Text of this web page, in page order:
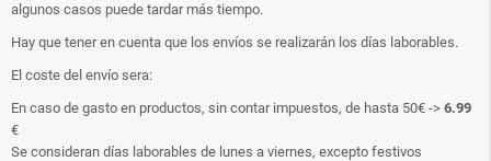
algunos casos puede tardar más tiempo.
Hay que tener en cuenta que los envíos se realizarán los días laborables.
El coste del envío sera:
En caso de gasto en productos, sin contar impuestos, de hasta 50€ -> 6.99
€
Se consideran días laborables de lunes a viernes, excepto festivos